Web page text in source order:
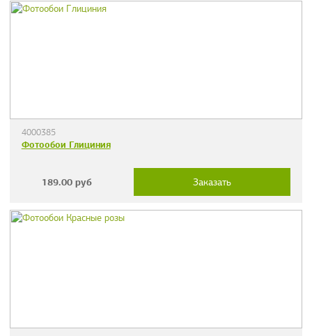
4000385
Фотообои Глициния
189.00 руб Заказать